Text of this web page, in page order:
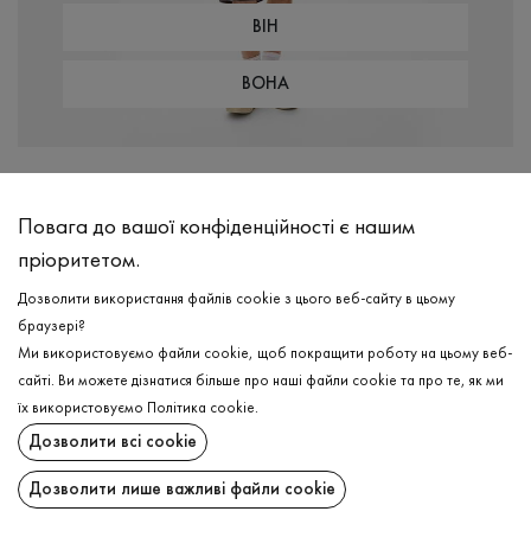
ВІН
ВОНА
Повага до вашої конфіденційності є нашим
пріоритетом.
Дозволити використання файлів cookie з цього веб-сайту в цьому
браузері?
Ми використовуємо файли cookie, щоб покращити роботу на цьому веб-
сайті. Ви можете дізнатися більше про наші файли cookie та про те, як ми
їх використовуємо
Політика cookie.
Дозволити всі cookie
Дозволити лише важливі файли cookie